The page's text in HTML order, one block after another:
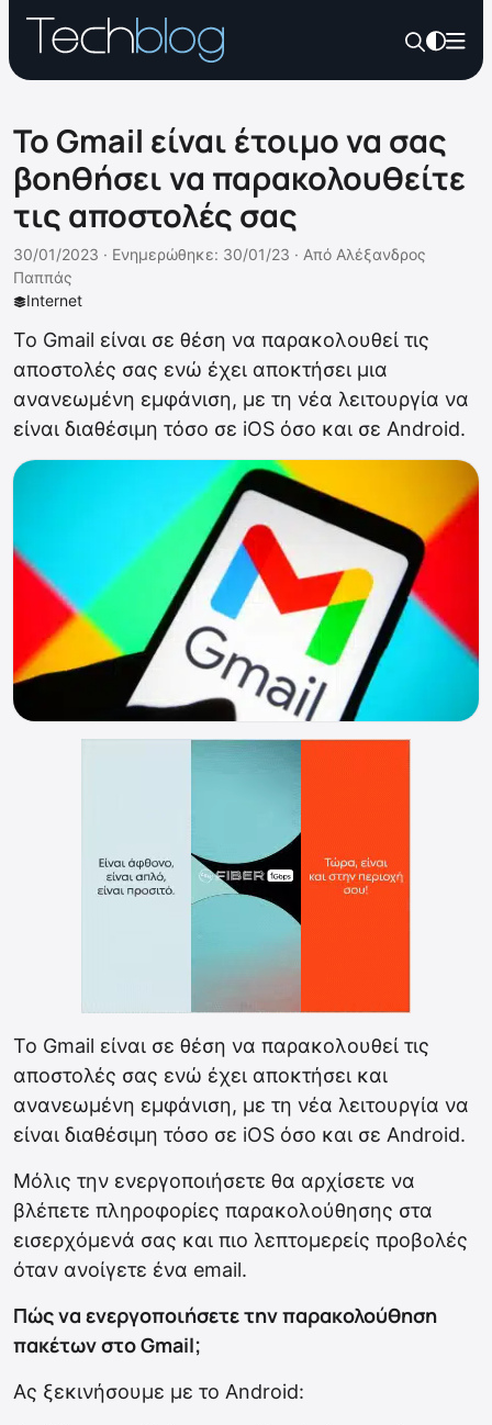
Το Gmail είναι έτοιμο να σας
βοηθήσει να παρακολουθείτε
τις αποστολές σας
Internet
30/01/2023 · Ενημερώθηκε: 30/01/23 · Από Αλέξανδρος
Παππάς
Το Gmail είναι σε θέση να παρακολουθεί τις
αποστολές σας ενώ έχει αποκτήσει μια
ανανεωμένη εμφάνιση, με τη νέα λειτουργία να
είναι διαθέσιμη τόσο σε iOS όσο και σε Android.
Το Gmail είναι σε θέση να παρακολουθεί τις
αποστολές σας ενώ έχει αποκτήσει και
ανανεωμένη εμφάνιση, με τη νέα λειτουργία να
είναι διαθέσιμη τόσο σε iOS όσο και σε Android.
Μόλις την ενεργοποιήσετε θα αρχίσετε να
βλέπετε πληροφορίες παρακολούθησης στα
εισερχόμενά σας και πιο λεπτομερείς προβολές
όταν ανοίγετε ένα email.
Πώς να ενεργοποιήσετε την παρακολούθηση
πακέτων στο Gmail;
Ας ξεκινήσουμε με το Android: